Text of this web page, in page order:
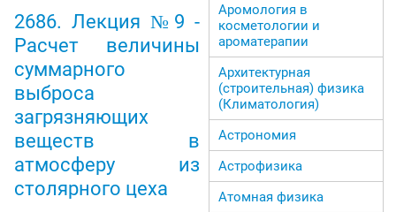
2686. Лекция №9 -
Расчет величины
суммарного
выброса
загрязняющих
веществ в
атмосферу из
столярного цеха
Аромология в
косметологии и
ароматерапии
Архитектурная
(строительная) физика
(Климатология)
Астрономия
Астрофизика
Атомная физика